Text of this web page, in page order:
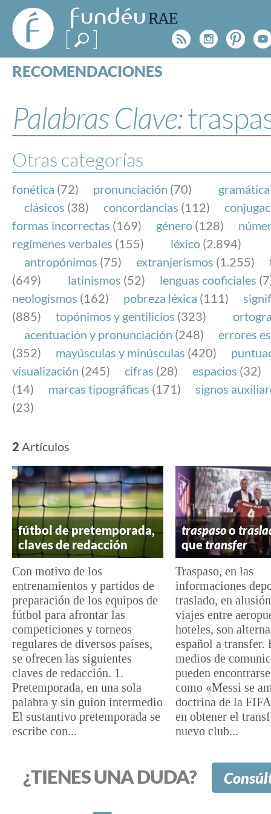
FundéuRAE
- Fundación
del Español
Urgente
Rss
RECOMENDACIONES
ESPECIALES
BLOG
NOTICIAS
SOBRE LA FUNDÉURAE
FundéuRAE es una fundación patrocinada por la
y la Real Academia Española, cuyo objetivo es
el buen uso del español en los medios de
Internet.
Palabras Clave:
Otras categorías
fonética (72) pronunciación (70) gramática
clásicos (38) concordancias (112)
formas incorrectas (169) género (128)
regímenes verbales (155) léxico (2.894)
antropónimos (75) extranjerismos (1.255)
(649)
latinismos (52) lenguas cooficiales
neologismos (162) pobreza léxica (111)
(885)
topónimos y gentilicios (323)
acentuación y pronunciación (248)
errores
(352)
mayúsculas y minúsculas (420)
visualización (245) cifras (28) espacios (32)
(14)
marcas tipográficas (171)
signos
(23)
2 Artículos
fútbol de pretemporada,
claves de redacción
Con motivo de los
entrenamientos y partidos de
preparación de los equipos de
fútbol para afrontar las
competiciones y torneos
regulares de diversos países,
se ofrecen las siguientes
claves de redacción. 1.
Pretemporada, en una sola
palabra y sin guion intermedio
El sustantivo pretemporada se
escribe con...
traspasoo
quetransfer
Traspaso, en las
informaciones
traslado, en
viajes entre
hoteles, son
español a transfer.
medios de
pueden
como «Messi se
doctrina de la
en obtener el
nuevo club...
¿TIENES UNA DUDA?